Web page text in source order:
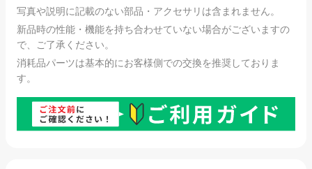
写真や説明に記載のない部品・アクセサリは含まれません。
新品時の性能・機能を持ち合わせていない場合がございますの
で、ご了承ください。
消耗品パーツは基本的にお客様側での交換を推奨しておりま
す。